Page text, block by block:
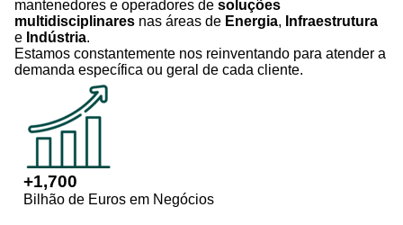
mantenedores e operadores de soluções
multidisciplinares nas áreas de Energia, Infraestrutura
e Indústria.
Estamos constantemente nos reinventando para atender a
demanda específica ou geral de cada cliente.
+1,700
Bilhão de Euros em Negócios